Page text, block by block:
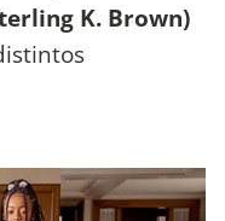
K. Brown)